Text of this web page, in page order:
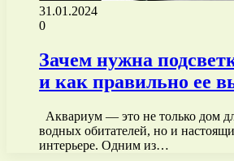
31.01.2024
0
Зачем нужна
и как правильно ее
Аквариум — это не только дом
водных обитателей, но и
интерьере. Одним из…